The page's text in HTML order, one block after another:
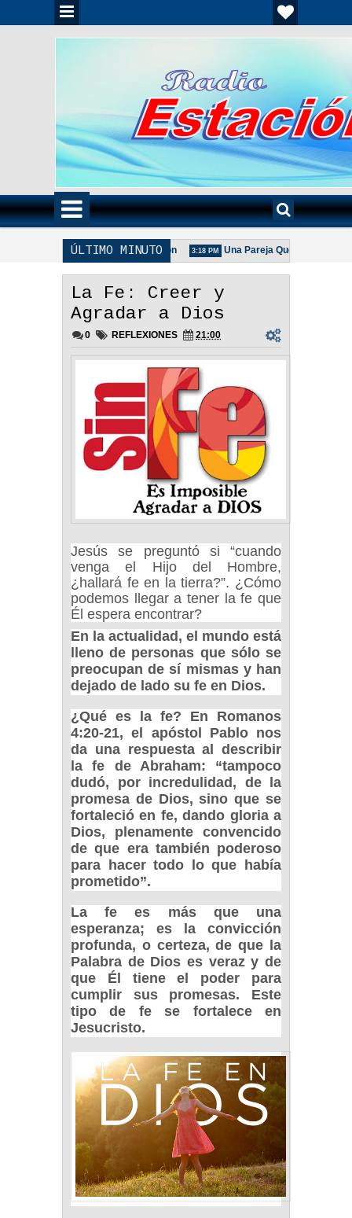
ÚLTIMO MINUTO
Unida Es Importante - Reflexión 3:18 PM Una Pareja Que Ora Unida. -
La Fe: Creer y
Agradar a Dios
0 REFLEXIONES 21:00
Jesús se preguntó si “cuando
venga el Hijo del Hombre,
¿hallará fe en la tierra?”. ¿Cómo
podemos llegar a tener la fe que
Él espera encontrar?
En la actualidad, el mundo está
lleno de personas que sólo se
preocupan de sí mismas y han
dejado de lado su fe en Dios.
¿Qué es la fe? En Romanos
4:20-21, el apóstol Pablo nos
da una respuesta al describir
la fe de Abraham: “tampoco
dudó, por incredulidad, de la
promesa de Dios, sino que se
fortaleció en fe, dando gloria a
Dios, plenamente convencido
de que era también poderoso
para hacer todo lo que había
prometido”.
La fe es más que una
esperanza; es la convicción
profunda, o certeza, de que la
Palabra de Dios es veraz y de
que Él tiene el poder para
cumplir sus promesas. Este
tipo de fe se fortalece en
Jesucristo.